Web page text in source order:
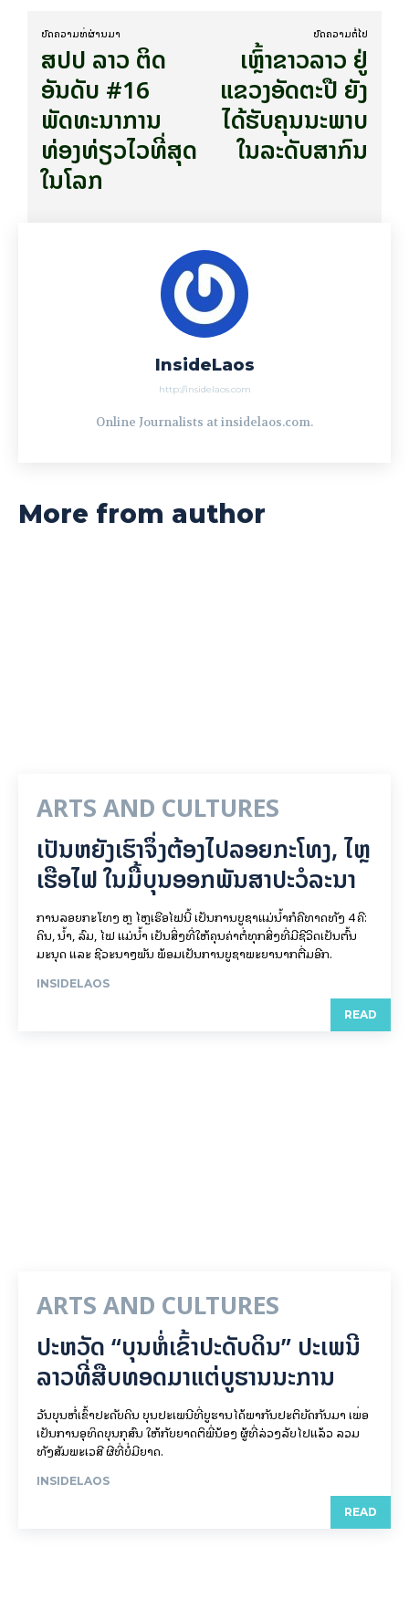
ບົດ​ຄວາມ​ທີ່​ຜ່ານ​ມາ
ສປປ ລາວ ຕິດ
ອັນດັບ #16
ພັດທະນາການ
ທ່ອງທ່ຽວໄວທີ່ສຸດ
ໃນໂລກ
ບົດ​ຄວາມ​ຕໍ່​ໄປ
ເຫຼົ້າຂາວລາວ ຢູ່
ແຂວງອັດຕະປື ຍັງ
ໄດ້ຮັບຄຸນນະພາບ
ໃນລະດັບສາກົນ
InsideLaos
http://insidelaos.com
Online Journalists at insidelaos.com.
More from author
ARTS AND CULTURES
ເປັນ​ຫຍັງ​ເຮົາ​ຈຶ່ງ​ຕ້ອງ​ໄປລອຍ​ກະ​ໂທງ, ໄຫຼ​
ເຮືອ​ໄຟ ໃນ​ມື້​​ບຸນ​ອອກ​ພັນ​ສາ​ປະ​ວໍ​ລະ​ນາ
ການລອຍ​ກະ​ໂທງ ຫຼື ໄຫຼເຮືອໄຟນີ້ ເປັນການບູຊາແມ່ນໍ້າກໍຄືທາດທັງ 4 ຄື:
ດິນ, ນໍ້າ, ລົມ, ໄຟ ແມ່ນໍ້າ ເປັນສິ່ງທີ່ໃຫ້ຄຸນຄ່າຕໍ່ທຸກສິ່ງທີ່ມີຊີວິດເປັນຕົ້ນ
ມະນຸດ ແລະ ຊີວະນາໆພັນ ພ້ອມເປັນການບູຊາພະຍານາກຕື່ມອີກ.
INSIDELAOS
READ
ARTS AND CULTURES
ປະຫວັດ “ບຸນຫໍ່ເຂົ້າປະດັບດິນ” ປະເພນີ
ລາວທີ່ສືບທອດມາແຕ່ບູຮານນະການ
ວັນບຸນຫໍ່ເຂົ້າປະດັບດິນ ບຸນປະເພນີທີ່ບູຮານໄດ້ພາກັນປະຕິບັດກັນມາ ເພື່ອ
ເປັນການອຸທິດບຸນກຸສົນ ໃຫ້ກັບຍາດຕິພີ່ນ້ອງ ຜູ້ທີ່ລ່ວງລັບໄປແລ້ວ ລວມ
ທັງສັມພະເວສີ ຜີທີ່ບໍ່ມີຍາດ.
INSIDELAOS
READ